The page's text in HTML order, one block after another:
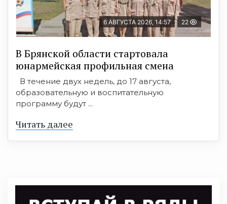
6 АВГУСТА 2026, 14:57 22
В Брянской области стартовала
юнармейская профильная смена
В течение двух недель, до 17 августа,
образовательную и воспитательную
программу будут ...
Читать далее